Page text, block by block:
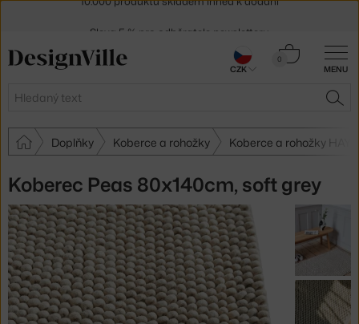
MENU
Hledat
0
Košík
Doplňky Koberce a rohožky Koberce a rohožky HAY
Koberec Peas 80x140cm, soft grey
30 dní na vrácení zboží
CZK